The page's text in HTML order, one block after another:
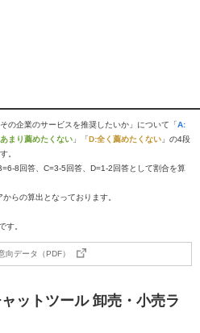
の企業のサービスを推奨したいか」について「A:
まり薦めたくない 」「D:全く薦めたくない 」の4段
。
8回答、C=3-5回答、D=1-2回答として割合を算
らの算出となっております。
す。
向データ（PDF）
ットツール 卸売・小売ラ